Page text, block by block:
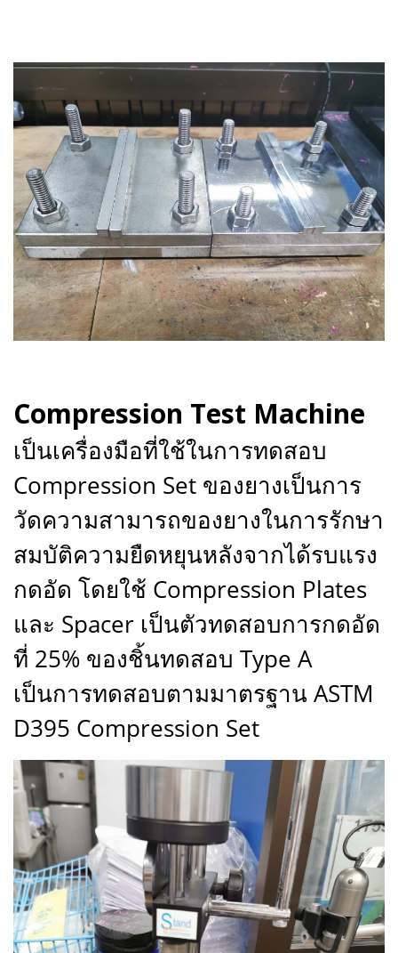
Compression Test Machine
เป็นเครื่องมือที่ใช้ในการทดสอบ
Compression Set ของยางเป็นการ
วัดความสามารถของยางในการรักษา
สมบัติความยืดหยุนหลังจากได้รบแรง
กดอัด โดยใช้ Compression Plates
และ Spacer เป็นตัวทดสอบการกดอัด
ที่ 25% ของชิ้นทดสอบ Type A
เป็นการทดสอบตามมาตรฐาน ASTM
D395 Compression Set